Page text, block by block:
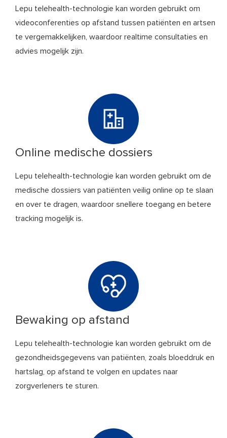
Lepu telehealth-technologie kan worden gebruikt om
videoconferenties op afstand tussen patiënten en artsen
te vergemakkelijken, waardoor realtime consultaties en
advies mogelijk zijn.
Online medische dossiers
Lepu telehealth-technologie kan worden gebruikt om de
medische dossiers van patiënten veilig online op te slaan
en over te dragen, waardoor snellere toegang en betere
tracking mogelijk is.
Bewaking op afstand
Lepu telehealth-technologie kan worden gebruikt om de
gezondheidsgegevens van patiënten, zoals bloeddruk en
hartslag, op afstand te volgen en updates naar
zorgverleners te sturen.